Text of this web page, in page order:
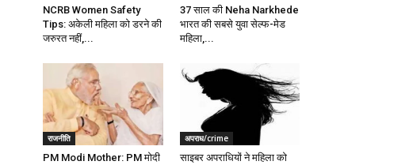
NCRB Women Safety
Tips: अकेली महिला को डरने की
जरुरत नहीं,...
37 साल की Neha Narkhede
भारत की सबसे युवा सेल्फ-मेड
महिला,...
राजनीति
PM Modi Mother: PM मोदी
अपराध/crime
साइबर अपराधियों ने महिला को